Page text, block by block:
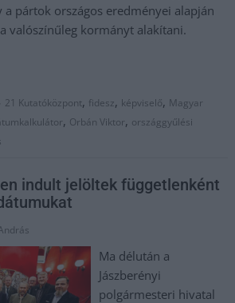
a pártok országos eredményei alapján
valószínűleg kormányt alakítani.
21 Kutatóközpont, fidesz, képviselő, Magyar
, Orbán Viktor, országgyűlési
indult jelöltek függetlenként
Ma délután a
Jászberényi
polgármesteri hivatal